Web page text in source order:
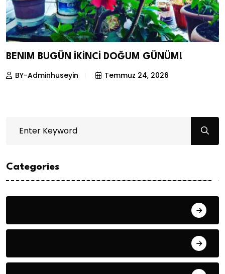
BENIM BUGÜN İKİNCİ DOĞUM GÜNÜM!
BY-Adminhuseyin Temmuz 24, 2026
Categories